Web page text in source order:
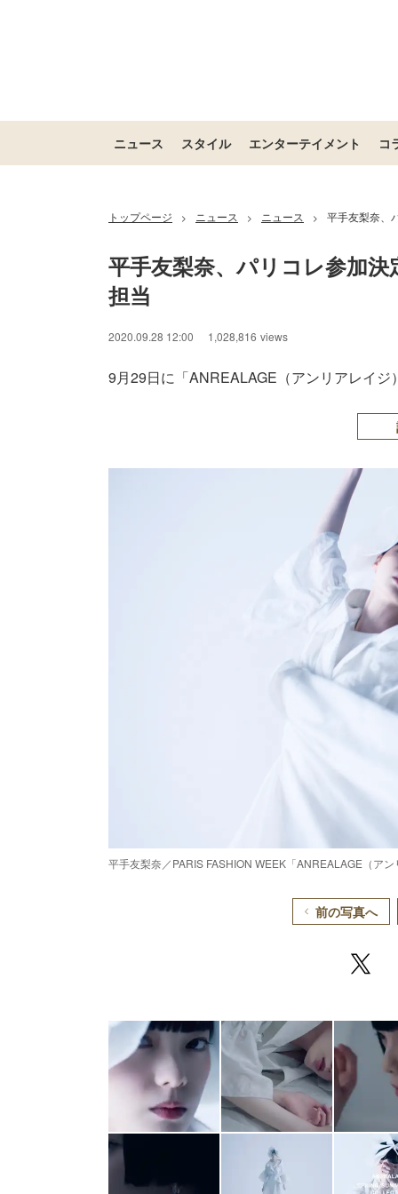
ニュース スタイル エンターテイメント コ
トップページ > ニュース > ニュース > 平手友梨奈、
平手友梨奈、パリコレ参加
担当
2020.09.28 12:00 1,028,816 views
9月29日に「ANREALAGE（アンリアレイ
平手友梨奈／PARIS FASHION WEEK「ANREALAGE（ア
Unmute
前の写真へ